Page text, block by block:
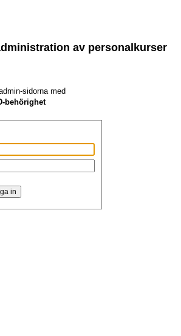
av personalkurser
sidorna med
behörighet